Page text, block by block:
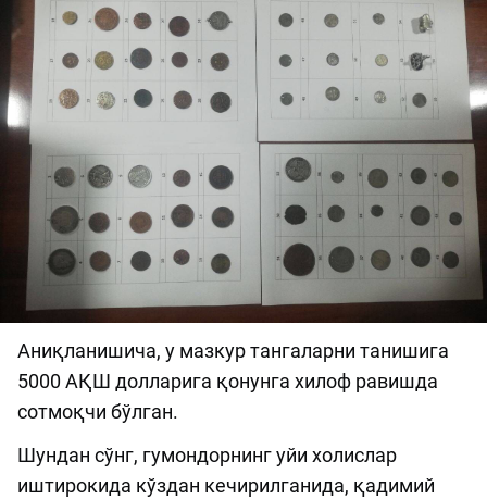
Аниқланишича, у мазкур тангаларни танишига
5000 АҚШ долларига қонунга хилоф равишда
сотмоқчи бўлган.
Шундан сўнг, гумондорнинг уйи холислар
иштирокида кўздан кечирилганида, қадимий